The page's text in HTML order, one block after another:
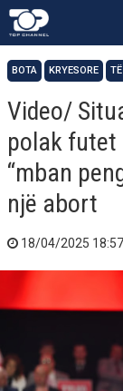
BOTA KRYESORE
Video/
polak futet
“mban
një abort
18/04/2025 18:57